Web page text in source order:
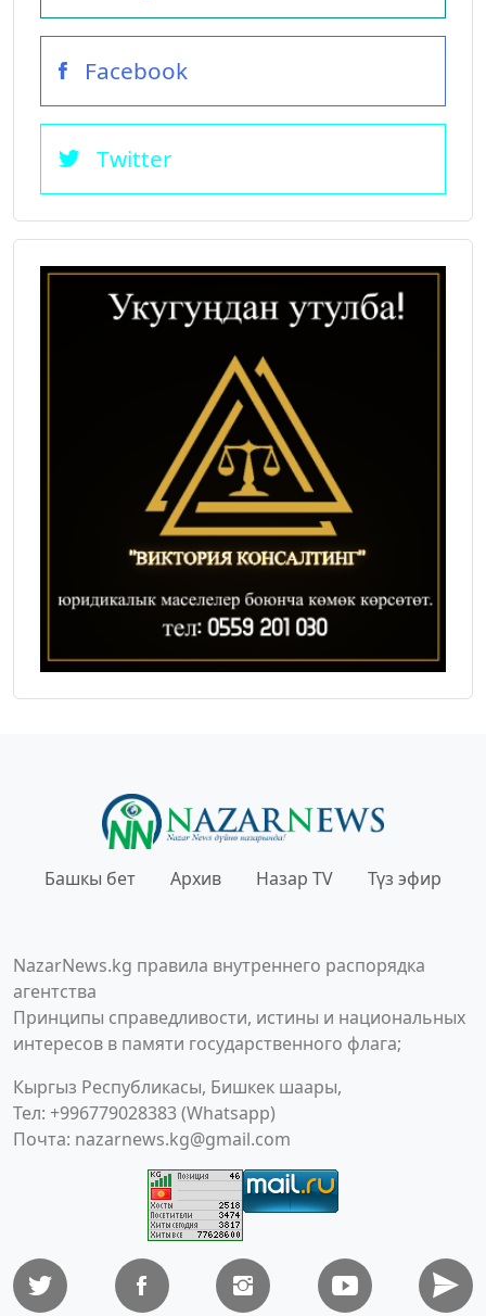
Facebook
Twitter
Башкы бет Архив Назар TV Түз эфир
NazarNews.kg правила внутреннего распорядка
агентства
Принципы справедливости, истины и национальных
интересов в памяти государственного флага;
Кыргыз Республикасы, Бишкек шаары,
Тел: +996779028383 (Whatsapp)
Почта: nazarnews.kg@gmail.com